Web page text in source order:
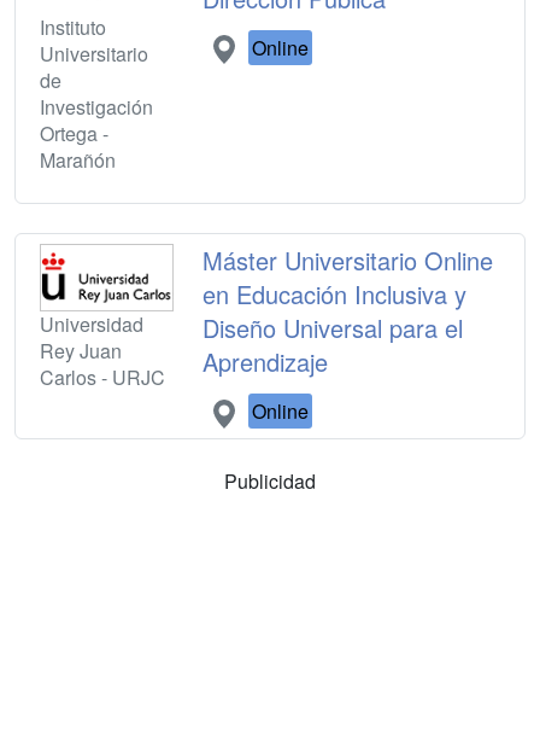
Instituto
Universitario
de
Investigación
Ortega -
Marañón
Online
Universidad
Rey Juan
Carlos - URJC
Máster Universitario Online
en Educación Inclusiva y
Diseño Universal para el
Aprendizaje
Online
Publicidad